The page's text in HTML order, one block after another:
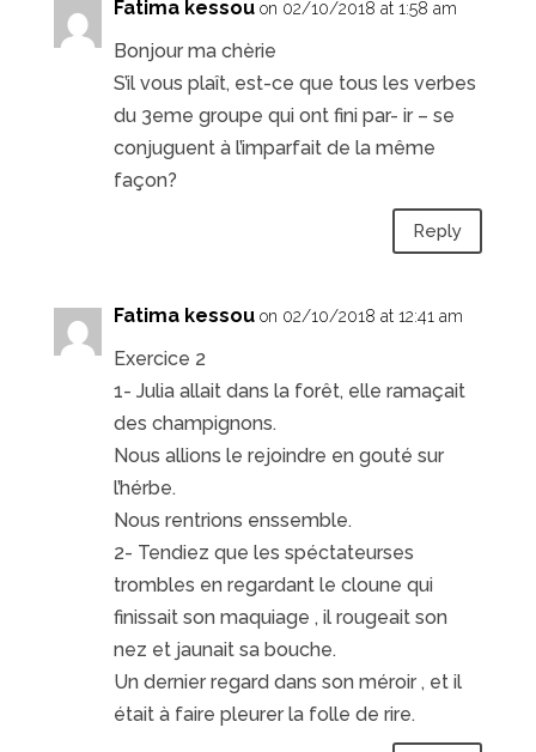
Fatima kessou on 02/10/2018 at 1:58 am
Bonjour ma chèrie
S’il vous plaît, est-ce que tous les verbes
du 3eme groupe qui ont fini par- ir – se
conjuguent à l’imparfait de la même
façon?
Reply
Fatima kessou on 02/10/2018 at 12:41 am
Exercice 2
1- Julia allait dans la forêt, elle ramaçait
des champignons.
Nous allions le rejoindre en gouté sur
l’hérbe.
Nous rentrions enssemble.
2- Tendiez que les spéctateurses
trombles en regardant le cloune qui
finissait son maquiage , il rougeait son
nez et jaunait sa bouche.
Un dernier regard dans son méroir , et il
était à faire pleurer la folle de rire.